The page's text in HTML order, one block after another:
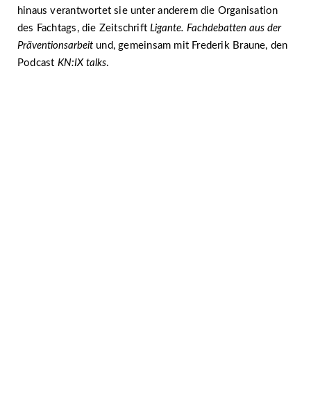
hinaus verantwortet sie unter anderem die Organisation
des Fachtags, die ZeitschriftLigante. Fachdebatten aus der
Präventionsarbeit und, gemeinsam mit Frederik Braune, den
Podcast KN:IX talks.